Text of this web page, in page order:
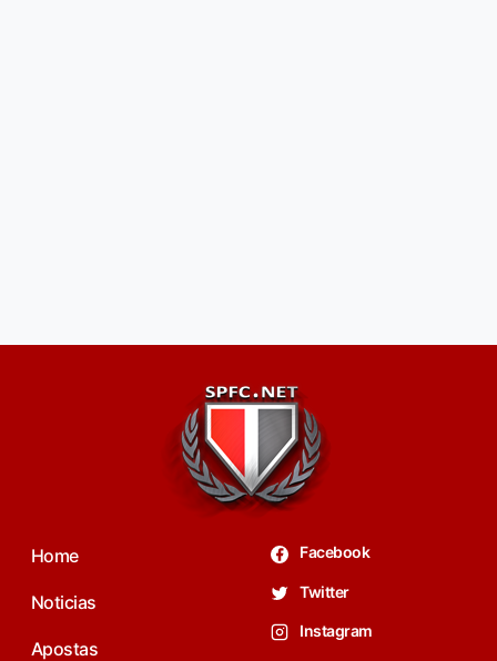
Home
Noticias
Apostas
Facebook
Twitter
Instagram